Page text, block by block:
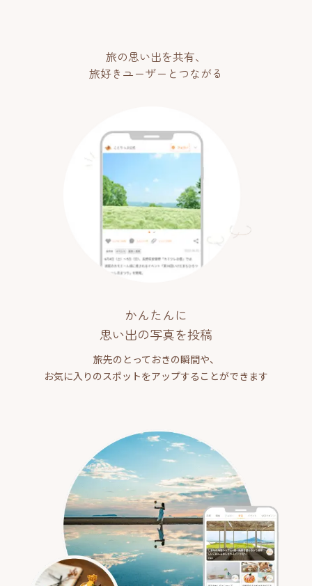
旅の思い出を共有、
旅好きユーザーとつながる
かんたんに
思い出の写真を投稿
旅先のとっておきの瞬間や、
お気に入りのスポットをアップすることができます